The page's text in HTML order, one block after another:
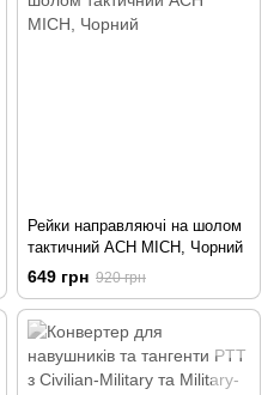
Рейки направляючі на шолом
тактичний ACH MICH, Чорний
649 грн 920 грн